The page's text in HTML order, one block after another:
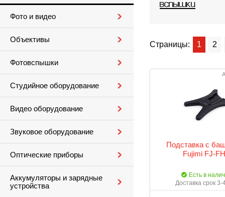
Фото и видео
Объективы
Фотовспышки
Студийное оборудование
Видео оборудование
Звуковое оборудование
Оптические приборы
Аккумуляторы и зарядные
устройства
вспышки
Страницы: 1 2
Подставка с
Fujimi FJ-
Есть в
Доставка срок 3-